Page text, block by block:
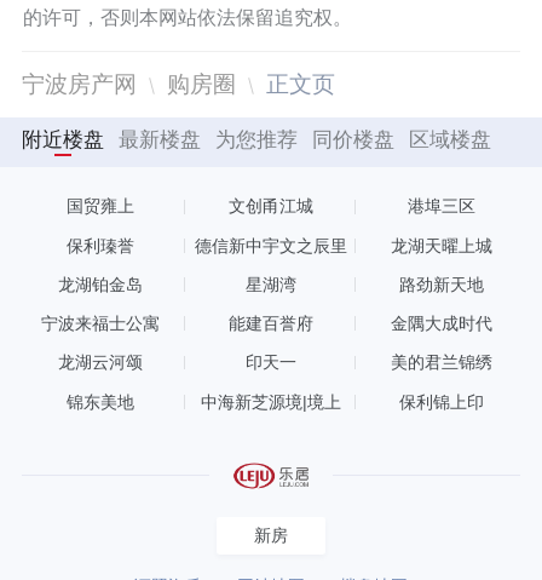
的许可，否则本网站依法保留追究权。
宁波房产网 购房圈 正文页
附近楼盘 最新楼盘 为您推荐 同价楼盘 区域楼盘
国贸雍上 文创甬江城 港埠三区
保利瑧誉 德信新中宇文之辰里 龙湖天曜上城
龙湖铂金岛 星湖湾 路劲新天地
宁波来福士公寓 能建百誉府 金隅大成时代
龙湖云河颂 印天一 美的君兰锦绣
锦东美地 中海新芝源境|境上 保利锦上印
新房